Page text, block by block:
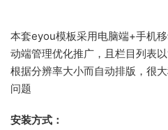
本套eyou模板采用电脑端+手机
动端管理优化推广，且栏目列表
根据分辨率大小而自动排版，很
问题
安装方式：